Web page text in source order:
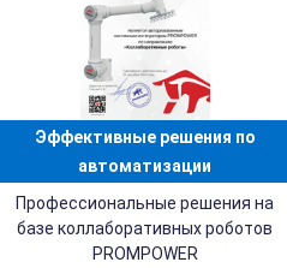
Эффективные решения по
автоматизации
Профессиональные решения на
базе коллаборативных роботов
PROMPOWER